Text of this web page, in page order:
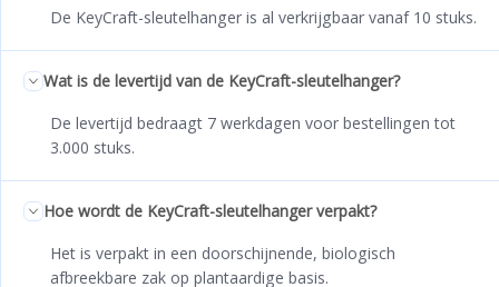
De KeyCraft-sleutelhanger is al verkrijgbaar vanaf 10 stuks.
Wat is de levertijd van de KeyCraft-sleutelhanger?
De levertijd bedraagt 7 werkdagen voor bestellingen tot
3.000 stuks.
Hoe wordt de KeyCraft-sleutelhanger verpakt?
Het is verpakt in een doorschijnende, biologisch
afbreekbare zak op plantaardige basis.